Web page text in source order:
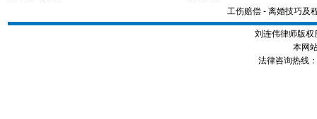
工伤赔偿- 离婚技巧及
刘连伟律师版
本网
法律咨询热线